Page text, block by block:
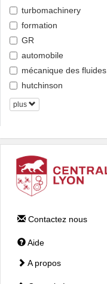
turbomachinery
formation
GR
automobile
mécanique des fluides
hutchinson
plus
Contactez nous
Aide
A propos